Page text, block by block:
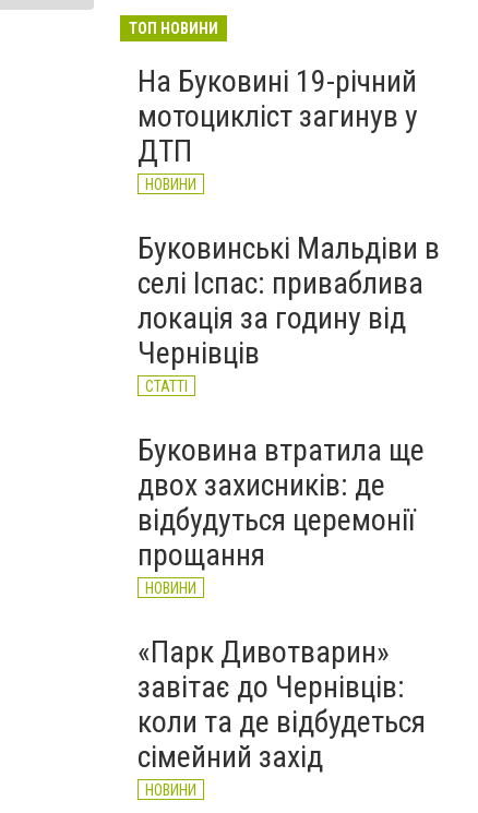
НОВИНИ
ТОП НОВИНИ
На Буковині 19-річний
мотоцикліст загинув у
ДТП
НОВИНИ
Буковинські Мальдіви в
селі Іспас: приваблива
локація за годину від
Чернівців
СТАТТІ
Буковина втратила ще
двох захисників: де
відбудуться церемонії
прощання
НОВИНИ
«Парк Дивотварин»
завітає до Чернівців:
коли та де відбудеться
сімейний захід
НОВИНИ